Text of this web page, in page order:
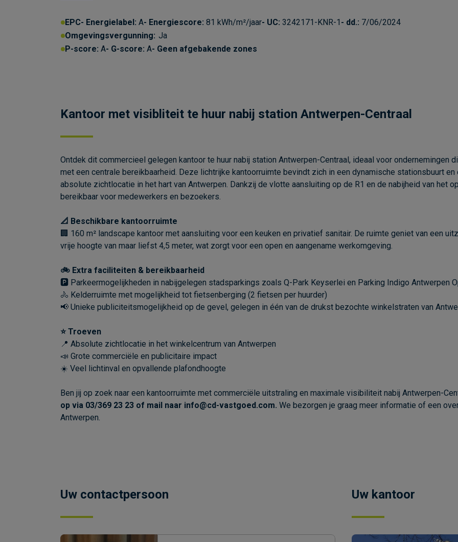
EPC Energielabel: A Energiescore: 81 kWh/m²/jaar UC: 3242171-KNR-1 dd.: 7/06/2024
Omgevingsvergunning: Ja
P-score: A G-score: A Geen afgebakende zones
Kantoor met visibliteit te huur nabij station Antwerpen-Centraal
Ontdek dit commercieel gelegen kantoor te huur nabij station Antwerpen-Centraal, ideaal voor ondernemingen
met een centrale bereikbaarheid. Deze lichtrijke kantoorruimte bevindt zich in een dynamische stationsbuurt
absolute zichtlocatie in het hart van Antwerpen. Dankzij de vlotte aansluiting op de R1 en de nabijheid van het
bereikbaar voor medewerkers en bezoekers.
📐 Beschikbare kantoorruimte
🏢 160 m² landscape kantoor met aansluiting voor een keuken en privatief sanitair. De ruimte geniet van een
vrije hoogte van maar liefst 4,5 meter, wat zorgt voor een open en aangename werkomgeving.
🚲 Extra faciliteiten & bereikbaarheid
🅿️ Parkeermogelijkheden in nabijgelegen stadsparkings zoals Q-Park Keyserlei en Parking Indigo Antwerpen
🚴 Kelderruimte met mogelijkheid tot fietsenberging (2 fietsen per huurder)
📢 Unieke publiciteitsmogelijkheid op de gevel, gelegen in één van de drukst bezochte winkelstraten van
⭐ Troeven
📍 Absolute zichtlocatie in het winkelcentrum van Antwerpen
📣 Grote commerciële en publicitaire impact
☀️ Veel lichtinval en opvallende plafondhoogte
Ben jij op zoek naar een kantoorruimte met commerciële uitstraling en maximale visibiliteit nabij Antwerpen-
op via 03/369 23 23 of mail naar info@cd-vastgoed.com. We bezorgen je graag meer informatie of een
Antwerpen.
Uw contactpersoon Uw kantoor